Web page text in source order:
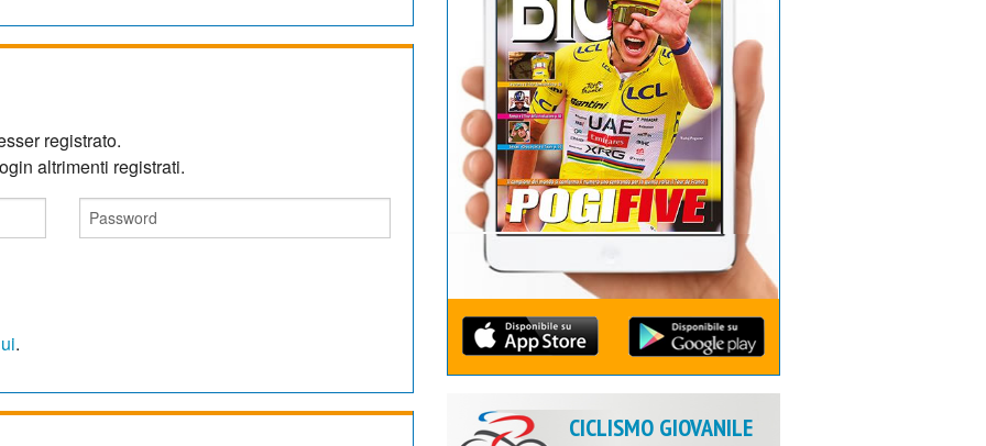
registrato.
altrimenti registrati.
.
CICLISMO GIOVANILE